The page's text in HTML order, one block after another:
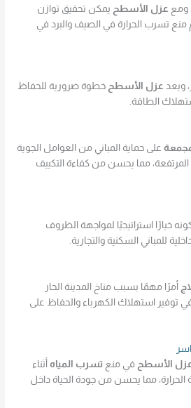
ومع عزل الأسطح يمكن تحقيق توازن
منع تسرب الحرارة في الصيف والبرد في
ويعد عزل الأسطح خطوة ضرورية للحفاظ
الطاقة.
على حماية المباني من العوامل الجوية
المرتفعة، مما يحسن من كفاءة التكييف
خيارًا استراتيجيًا لمواجهة الظروف
للمباني السكنية والتجارية.
أمرًا مهمًا بسبب مناخ المدينة الحار
توفير استهلاك الكهرباء والحفاظ على
الأسطح في منعتسرب المياه أثناء
مما يحسن من جودة الحياة داخل